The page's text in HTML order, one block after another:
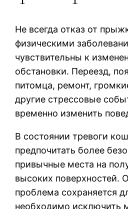
Не всегда отказ от
физическими
чувствительны к
обстановки. Переезд,
питомца, ремонт,
другие стрессовые
временно изменить
В состоянии тревоги
предпочитать более
привычные места на
высоких поверхностей.
проблема сохраняется
необходимо исключить